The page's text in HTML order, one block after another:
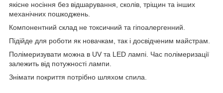
якісне носіння без відшарування, сколів, тріщин та інших
механічних пошкоджень.
Компонентний склад не токсичний та гіпоалергенний.
Підійде для роботи як новачкам, так і досвідченим майстрам.
Полімеризувати можна в UV та LED лампі. Час полімеризації
залежить від потужності лампи.
Знімати покриття потрібно шляхом спила.